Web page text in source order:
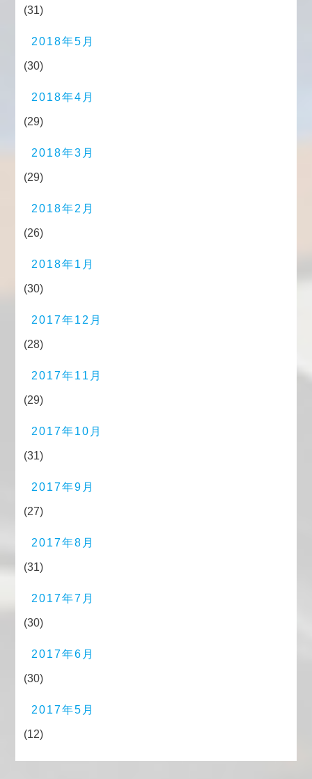
(31)
2018年5月
(30)
2018年4月
(29)
2018年3月
(29)
2018年2月
(26)
2018年1月
(30)
2017年12月
(28)
2017年11月
(29)
2017年10月
(31)
2017年9月
(27)
2017年8月
(31)
2017年7月
(30)
2017年6月
(30)
2017年5月
(12)